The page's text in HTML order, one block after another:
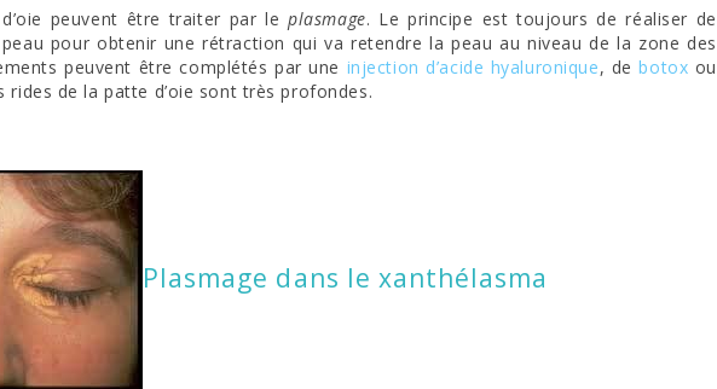
peuvent être traiter par leplasmage. Le principe est toujours de réaliser de
pour obtenir une rétraction qui va retendre la peau au niveau de la zone des
peuvent être complétés par une injection d’acide hyaluronique, de botox ou
rides de la patte d’oie sont très profondes.
Plasmage dans le xanthélasma